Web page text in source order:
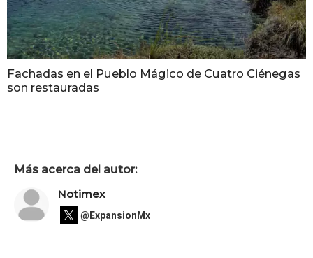
Fachadas en el Pueblo Mágico de Cuatro Ciénegas
son restauradas
Más acerca del autor:
Notimex
@ExpansionMx